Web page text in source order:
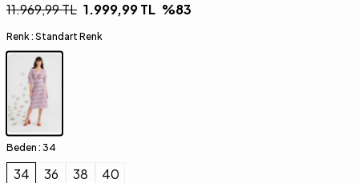
11.969,99TL 1.999,99TL %83
Renk : Standart Renk
Beden : 34
34 36 38 40